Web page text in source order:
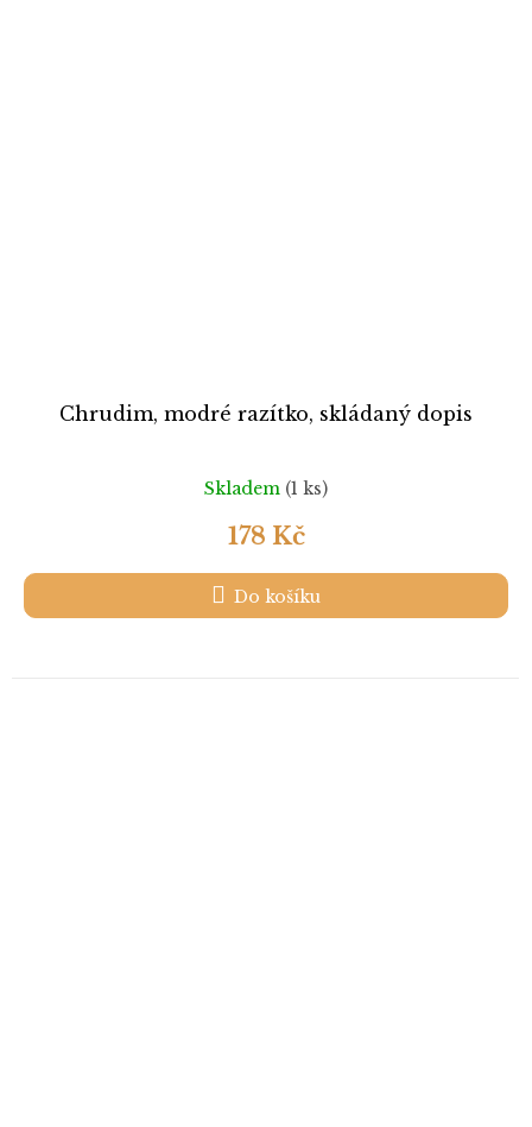
Chrudim, modré razítko, skládaný dopis
Skladem (1 ks)
178 Kč
Do košíku